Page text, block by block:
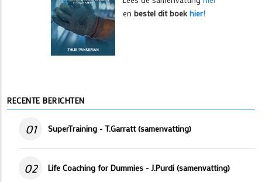
en bestel dit boekhier!
RECENTE BERICHTEN
01 SuperTraining - T.Garratt (samenvatting)
02 Life Coaching for Dummies - J.Purdi (samenvatting)